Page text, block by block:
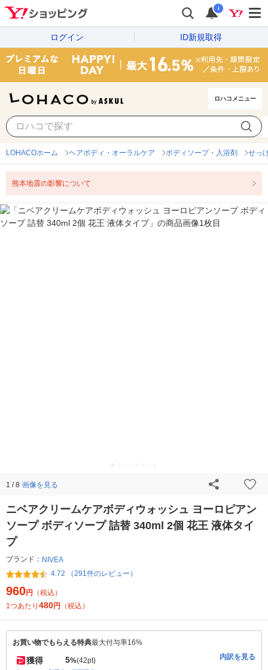
i
ログイン ID新規取得
ロハコメニュー
LOHACOホーム ヘアボディ・オーラルケア ボディソープ・入浴剤 せっ
熊本地震の影響について
1 / 8 画像を見る
ニベアクリームケアボディウォッシュ ヨーロピアン
ソープ ボディソープ 詰替 340ml 2個 花王 液体タイ
プ
ブランド： NIVEA
4.72 （291件のレビュー）
960円
（税込）
1つあたり 480円 （税込）
お買い物でもらえる特典最大付与率16%
獲得 5%(42pt) 内訳を見る